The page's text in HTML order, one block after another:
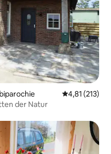
4,81 (213)
der Natur